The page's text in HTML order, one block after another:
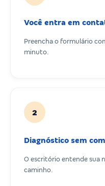
Você entra em
Preencha o formulário
minuto.
2
Diagnóstico sem
O escritório entende sua
caminho.